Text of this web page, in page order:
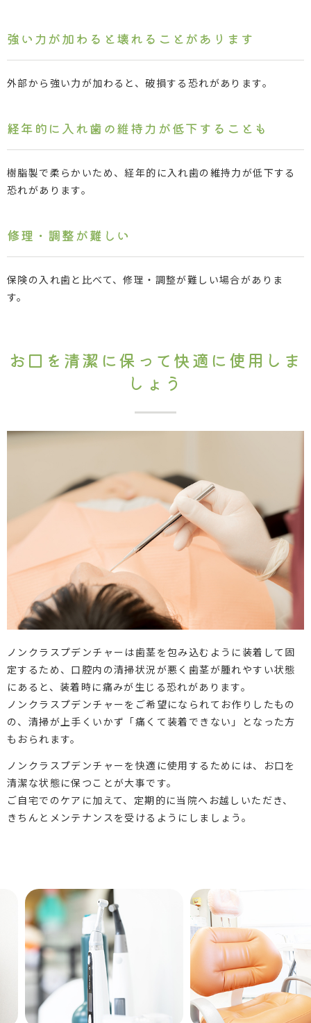
強い力が加わると壊れることがあります
外部から強い力が加わると、破損する恐れがあります。
経年的に入れ歯の維持力が低下することも
樹脂製で柔らかいため、経年的に入れ歯の維持力が低下する
恐れがあります。
修理・調整が難しい
保険の入れ歯と比べて、修理・調整が難しい場合がありま
す。
お口を清潔に保って快適に使用しま
しょう
ノンクラスプデンチャーは歯茎を包み込むように装着して固
定するため、口腔内の清掃状況が悪く歯茎が腫れやすい状態
にあると、装着時に痛みが生じる恐れがあります。
ノンクラスプデンチャーをご希望になられてお作りしたもの
の、清掃が上手くいかず「痛くて装着できない」となった方
もおられます。
ノンクラスプデンチャーを快適に使用するためには、お口を
清潔な状態に保つことが大事です。
ご自宅でのケアに加えて、定期的に当院へお越しいただき、
きちんとメンテナンスを受けるようにしましょう。
Previous